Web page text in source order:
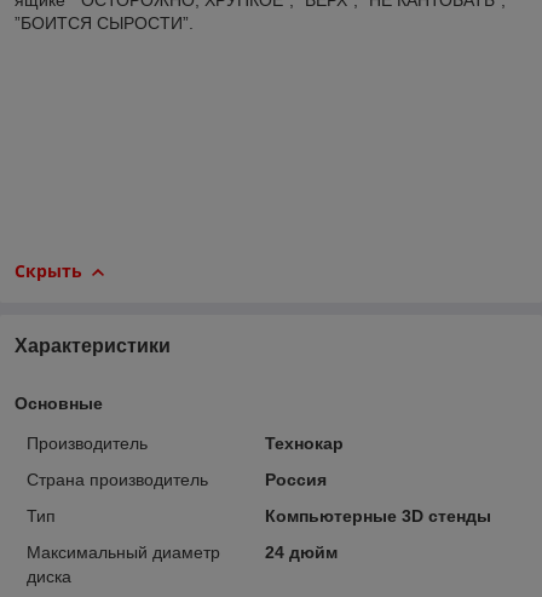
”БОИТСЯ СЫРОСТИ”.
Скрыть
Характеристики
Основные
Производитель
Технокар
Страна производитель
Россия
Тип
Компьютерные 3D стенды
Максимальный диаметр
диска
24 дюйм